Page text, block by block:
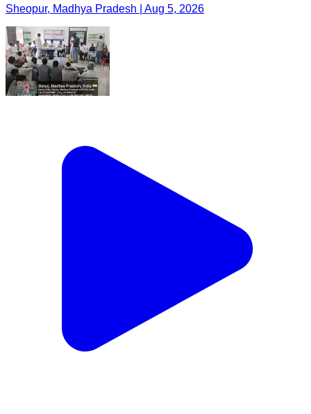
Sheopur, Madhya Pradesh | Aug 5, 2026